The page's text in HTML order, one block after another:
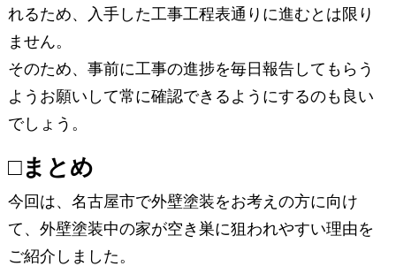
れるため、入手した工事工程表通りに進むとは限り
ません。
そのため、事前に工事の進捗を毎日報告してもらう
ようお願いして常に確認できるようにするのも良い
でしょう。
□まとめ
今回は、名古屋市で外壁塗装をお考えの方に向け
て、外壁塗装中の家が空き巣に狙われやすい理由を
ご紹介しました。